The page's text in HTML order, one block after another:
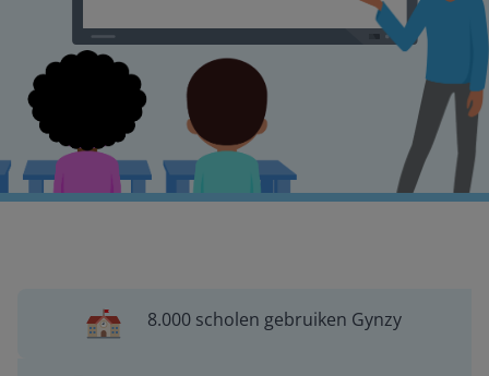
8.000 scholen gebruiken Gynzy